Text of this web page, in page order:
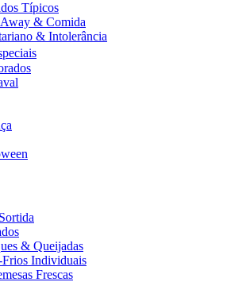
Típicos
& Comida
& Intolerância
& Queijadas
Frios Individuais
Frescas